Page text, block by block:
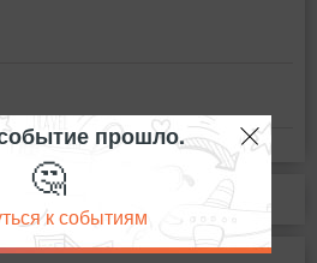
прошло.
🤔
к событиям